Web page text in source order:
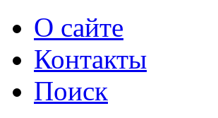
О сайте
Контакты
Поиск